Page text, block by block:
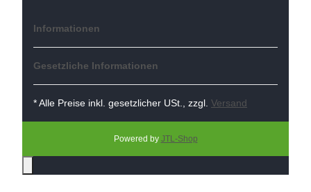
Informationen
Gesetzliche Informationen
* Alle Preise inkl. gesetzlicher USt., zzgl. Versand
Powered by JTL-Shop